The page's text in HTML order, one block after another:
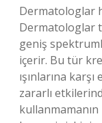
Dermatologlar
Dermatologlar
geniş
içerir. Bu tür
ışınlarına
zararlı